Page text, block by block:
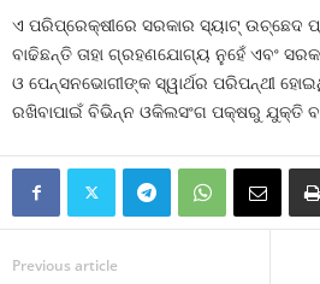
ଏ ପରିପ୍ରେକ୍ଷୀରେ ସରକାର ସ୍ୟାଟ୍‍
ବାଢିଛନ୍ତି ତାହା ଗ୍ରହଣଯୋଗ୍ୟ ନୁହେଁ ଏବଂ
ଓ ପେନ୍‍ସନଭୋଗୀଙ୍କ ସ୍ୱାର୍ଥର ପରିପନ୍ଥୀ
ରଖିବାପାଇଁ ବିଭିନ୍ନ ଓକିଲସଂଗ ପକ୍ଷରୁ ଯୁକ୍ତି
Previous article